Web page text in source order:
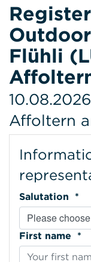
Flühli
Affoltern
Salutation *
First name *